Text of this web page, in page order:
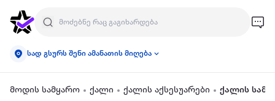
სად გსურს შენი ამანათის მიღება
მოდის სამყარო ქალი ქალის აქსესუარები ქალის